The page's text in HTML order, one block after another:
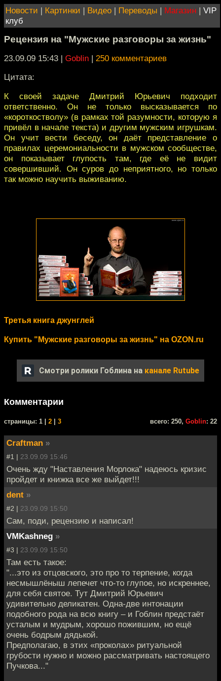
Новости | Картинки | Видео | Переводы | Магазин | VIP
клуб
Рецензия на "Мужские разговоры за жизнь"
23.09.09 15:43 | Goblin | 250 комментариев
Цитата:
К своей задаче Дмитрий Юрьевич подходит
ответственно. Он не только высказывается по
«короткостволу» (в рамках той разумности, которую я
привёл в начале текста) и другим мужским игрушкам.
Он учит вести беседу, он даёт представление о
правилах церемониальности в мужском сообществе,
он показывает глупость там, где её не видит
совершивший. Он суров до неприятного, но только
так можно научить выживанию.
Третья книга джунглей
Купить "Мужские разговоры за жизнь" на OZON.ru
Смотри ролики Гоблина на канале Rutube
Комментарии
cтраницы: 1 | 2 3 всего: 250, Goblin: 22
Craftman »
#1 | 23.09.09 15:46
Очень жду "Наставления Морлока" надеюсь кризис
пройдет и книжка все же выйдет!!!
dent »
#2 | 23.09.09 15:50
Сам, поди, рецензию и написал!
VMKashneg »
#3 | 23.09.09 15:50
Там есть такое:
"...это из отцовского, это про то терпение, когда
несмышлёныш лепечет что-то глупое, но искреннее,
для себя святое. Тут Дмитрий Юрьевич
удивительно деликатен. Одна-две интонации
подобного рода на всю книгу – и Гоблин предстаёт
усталым и мудрым, хорошо пожившим, но ещё
очень бодрым дядькой.
Предполагаю, в этих «проколах» ритуальной
грубости нужно и можно рассматривать настоящего
Пучкова..."